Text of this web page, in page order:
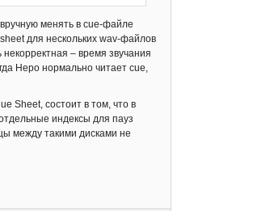
менять в cue-файле
для нескольких wav-файлов
некорректная – время звучания
Неро нормально читает cue,
Sheet, состоит в том, что в
индексы для пауз
между такими дисками не